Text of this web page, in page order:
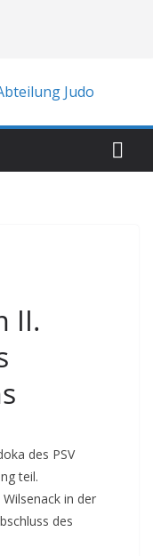
II.
des PSV
teil.
in der
des